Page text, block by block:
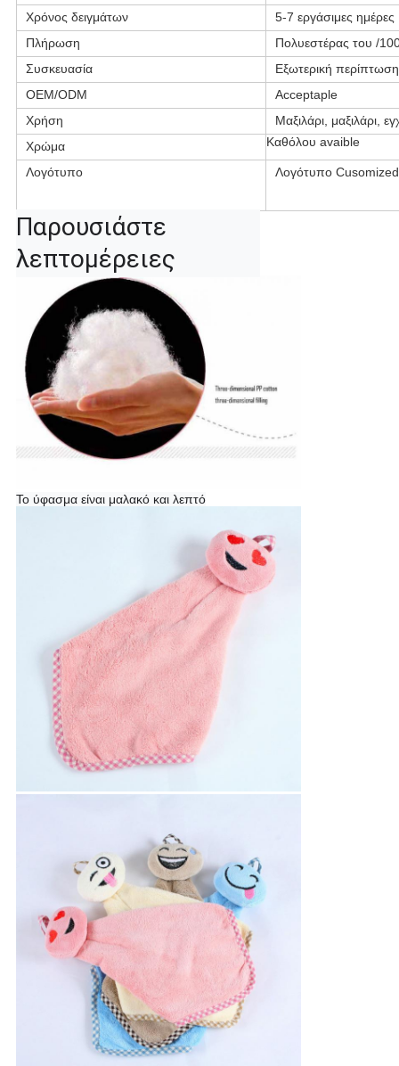
Χρόνος δειγμάτων
5-7 εργάσιμες ημέρες
Πλήρωση
Πολυεστέρας του /
Συσκευασία
Εξωτερική
OEM/ODM
Acceptaple
Χρήση
Μαξιλάρι, μαξιλάρι,
Χρώμα
Καθόλου avaible
Λογότυπο Λογότυπο Cusomized
Παρουσιάστε
λεπτομέρειες
Το ύφασμα είναι μαλακό και λεπτό